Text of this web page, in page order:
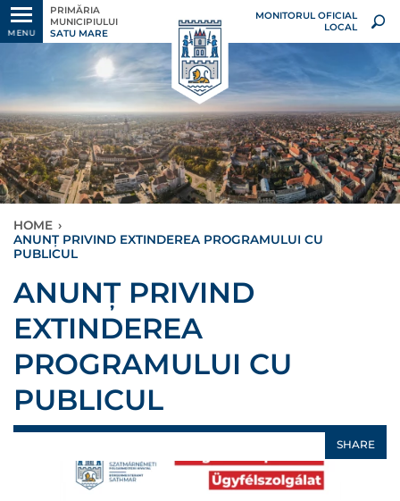
MENU
PRIMĂRIA
MUNICIPIULUI
SATU MARE
MONITORUL OFICIAL
LOCAL
HOME ›
ANUNȚ PRIVIND EXTINDEREA PROGRAMULUI CU
PUBLICUL
ANUNȚ PRIVIND
EXTINDEREA
PROGRAMULUI CU
PUBLICUL
SHARE